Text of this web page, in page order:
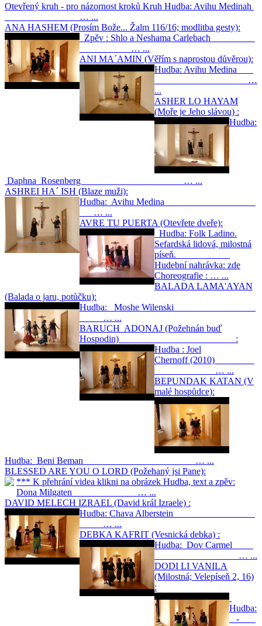
Otevřený kruh - pro názornost kroků Kruh Hudba: Avihu Medinah
… ...
ANA HASHEM (Prosím Bože... Žalm 116/16; modlitba gesty):
Zpěv : Shlo a Neshama Carlebach
… ...
ANI MA´AMIN (Věřím s naprostou důvěrou):
Hudba: Avihu Medina
…
...
ASHER LO HAYAM
(Moře je Jeho slávou) :
Hudba:
Daphna Rosenberg … ...
ASHREI HA´ ISH (Blaze muži):
Hudba: Avihu Medina
… ...
AVRE TU PUERTA (Otevřete dveře):
Hudba: Folk Ladino.
Sefardská lidová, milostná
píseň.
Hudební nahrávka: zde
Choreografie : … ...
BALADA LAMA'AYAN
(Balada o jaru, potůčku):
Hudba: Moshe Wilenski
… ...
BARUCH ADONAJ (Požehnán buď
Hospodin) :
Hudba : Joel
Chernoff (2010)
… ...
BEPUNDAK KATAN (V
malé hospůdce):
Hudba: Beni Beman … ...
BLESSED ARE YOU O LORD (Požehaný jsi Pane):
*** K přehrání videa klikni na obrázek Hudba, text a zpěv:
Dona Milgaten … ...
DAVID MELECH IZRAEL (David král Izraele) :
Hudba: Chava Alberstein
… ...
DEBKA KAFRIT (Vesnická debka) :
Hudba: Dov Carmel
… ...
DODI LI VANILA
(Milostná; Velepíseň 2, 16)
:
Hudba:
-